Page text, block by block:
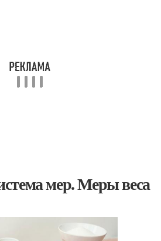
мер. Меры веса